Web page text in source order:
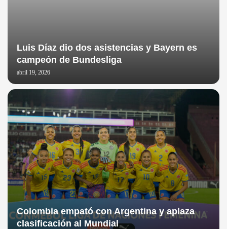
Luis Díaz dio dos asistencias y Bayern es
campeón de Bundesliga
abril 19, 2026
Colombia empató con Argentina y aplaza
clasificación al Mundial